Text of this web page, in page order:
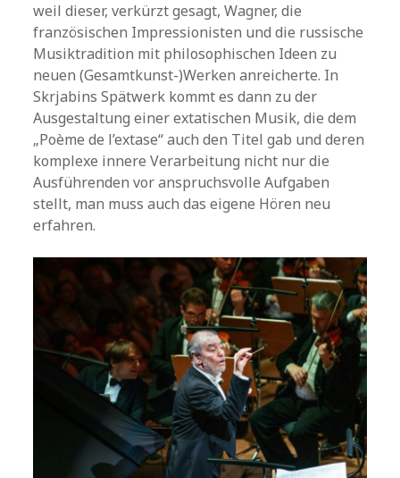
weil dieser, verkürzt gesagt, Wagner, die
französischen Impressionisten und die russische
Musiktradition mit philosophischen Ideen zu
neuen (Gesamtkunst-)Werken anreicherte. In
Skrjabins Spätwerk kommt es dann zu der
Ausgestaltung einer extatischen Musik, die dem
„Poème de l’extase“ auch den Titel gab und deren
komplexe innere Verarbeitung nicht nur die
Ausführenden vor anspruchsvolle Aufgaben
stellt, man muss auch das eigene Hören neu
erfahren.